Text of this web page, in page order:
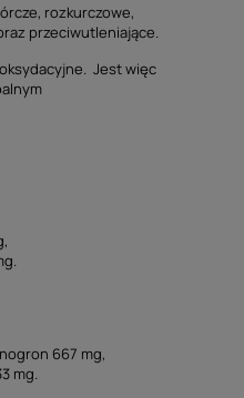
rozkurczowe,
przeciwutleniające.
Jest więc
667 mg,
mg.